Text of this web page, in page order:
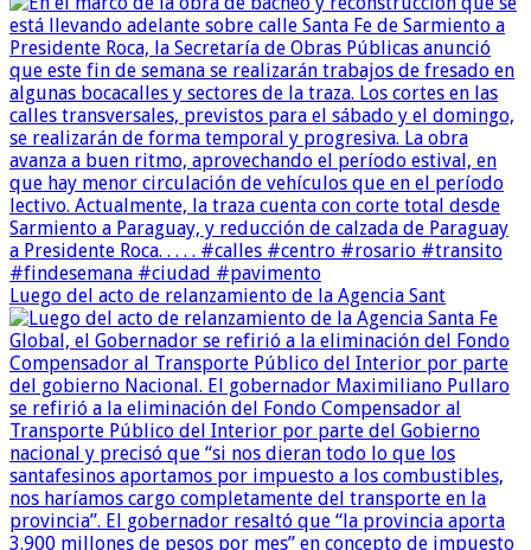
Luego del acto de relanzamiento de la Agencia Sant